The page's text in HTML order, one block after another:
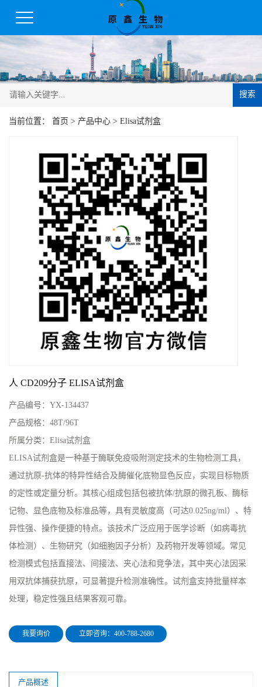
搜索
当前位置： 首页 > 产品中心 > Elisa试剂盒
人 CD209分子 ELISA试剂盒
产品编号： YX-134437
产品规格： 48T/96T
所属分类： Elisa试剂盒
ELISA试剂盒是一种基于酶联免疫吸附测定技术的生物检测工具，
通过抗原-抗体的特异性结合及酶催化底物显色反应，实现目标物质
的定性或定量分析。其核心组成包括包被抗体/抗原的微孔板、酶标
记物、显色底物及标准品等，具有灵敏度高（可达0.025ng/ml）、特
异性强、操作便捷的特点。该技术广泛应用于医学诊断（如病毒抗
体检测）、生物研究（如细胞因子分析）及药物开发等领域。常见
检测模式包括直接法、间接法、夹心法和竞争法，其中夹心法因采
用双抗体捕获抗原，可显著提升检测准确性。试剂盒支持批量样本
处理，稳定性强且结果客观可靠。
我要询价 立即咨询：400-788-2680
产品概述